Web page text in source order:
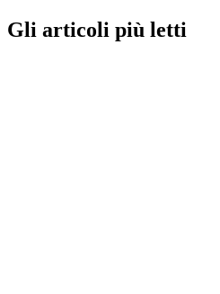
Gli articoli più letti